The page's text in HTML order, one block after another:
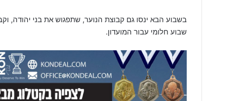
בשבוע הבא ינסו גם קבוצת הנוער, שתפגוש את בני יהודה,
שבוע חלומי עבור המועדון.